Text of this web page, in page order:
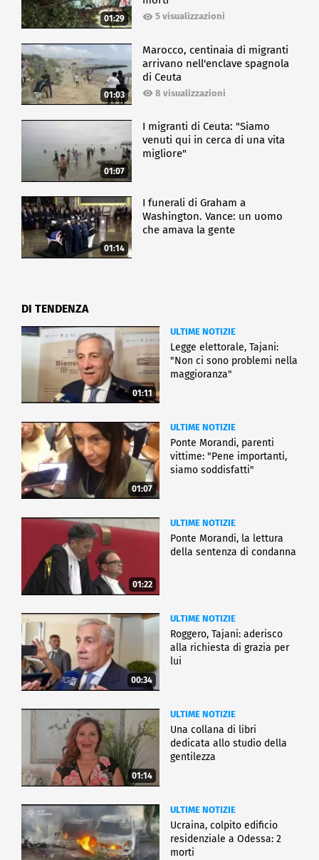
01:29 5 visualizzazioni
01:03
Marocco, centinaia di migranti
arrivano nell'enclave spagnola
di Ceuta
8 visualizzazioni
01:07
I migranti di Ceuta: "Siamo
venuti qui in cerca di una vita
migliore"
01:14
I funerali di Graham a
Washington. Vance: un uomo
che amava la gente
DI TENDENZA
01:11
ULTIME NOTIZIE
Legge elettorale, Tajani:
"Non ci sono problemi nella
maggioranza"
01:07
ULTIME NOTIZIE
Ponte Morandi, parenti
vittime: "Pene importanti,
siamo soddisfatti"
01:22
ULTIME NOTIZIE
Ponte Morandi, la lettura
della sentenza di condanna
00:34
ULTIME NOTIZIE
Roggero, Tajani: aderisco
alla richiesta di grazia per
lui
01:14
ULTIME NOTIZIE
Una collana di libri
dedicata allo studio della
gentilezza
ULTIME NOTIZIE
Ucraina, colpito edificio
residenziale a Odessa: 2
morti